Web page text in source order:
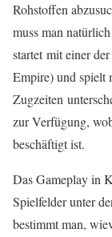
Rohstoffen
muss man
startet mit einer
Empire) und spielt
Zugzeiten
zur Verfügung,
beschäftigt ist.
DasGameplayin
Spielfelder unter
bestimmt man,